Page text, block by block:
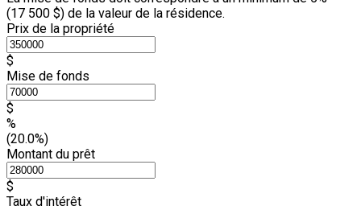
(17 500 $) de la valeur de la résidence.
Prix de la propriété
$
Mise de fonds
$
%
(20.0%)
Montant du prêt
$
Taux d'intérêt